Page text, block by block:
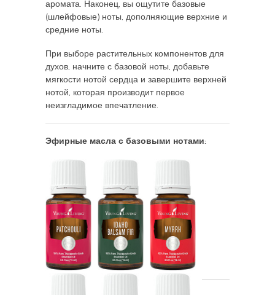
аромата. Наконец, вы ощутите базовые
(шлейфовые) ноты, дополняющие верхние и
средние ноты.
При выборе растительных компонентов для
духов, начните с базовой ноты, добавьте
мягкости нотой сердца и завершите верхней
нотой, которая производит первое
неизгладимое впечатление.
Эфирные масла с базовыми нотами: